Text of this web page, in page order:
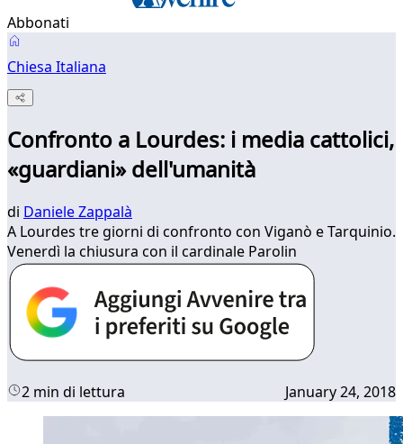
Abbonati
Chiesa Italiana
Confronto a Lourdes: i media cattolici,
«guardiani» dell'umanità
di Daniele Zappalà
A Lourdes tre giorni di confronto con Viganò e Tarquinio.
Venerdì la chiusura con il cardinale Parolin
2 min di lettura January 24, 2018